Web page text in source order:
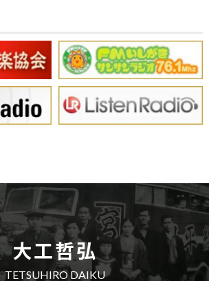
大工哲弘
TETSUHIRO DAIKU